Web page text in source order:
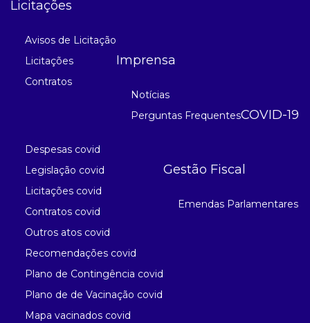
Licitações
Avisos de Licitação
Licitações
Contratos
Imprensa
Notícias
Perguntas FrequentesCOVID-19
Despesas covid
Legislação covid
Licitações covid
Contratos covid
Outros atos covid
Recomendações covid
Plano de Contingência covid
Plano de de Vacinação covid
Mapa vacinados covid
Gestão Fiscal
Emendas Parlamentares